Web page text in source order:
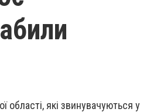
області, які звинувачуються у